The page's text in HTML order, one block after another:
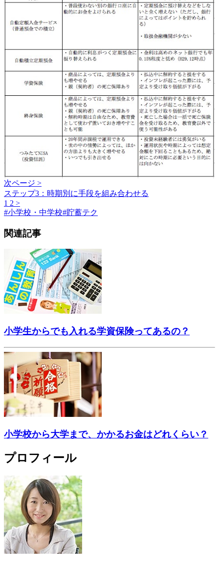
次ページ >
ステップ3：時期別に手段を組み合わせる
1 2 >
#小学校・中学校#貯蓄テク
関連記事
小学生からでも入れる学資保険ってあるの？
小学校から大学まで、かかるお金はどれくらい？
プロフィール